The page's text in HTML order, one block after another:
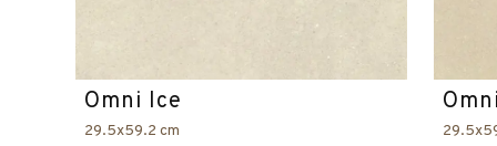
Omni Ice
29.5x59.2 cm